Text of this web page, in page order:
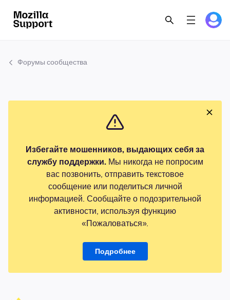
Форумы сообщества
Избегайте мошенников, выдающих себя за
службу поддержки.Мы никогда не попросим
вас позвонить, отправить текстовое
сообщение или поделиться личной
информацией. Сообщайте о подозрительной
активности, используя функцию
«Пожаловаться».
Подробнее